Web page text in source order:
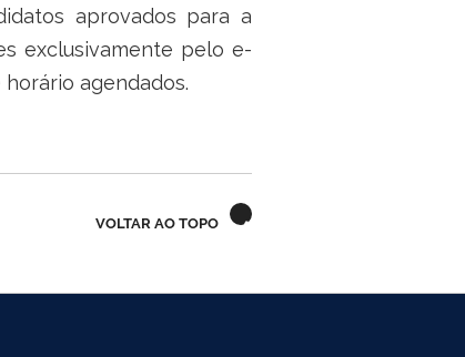
aprovados para a
exclusivamente pelo e-
agendados.
VOLTAR AO TOPO